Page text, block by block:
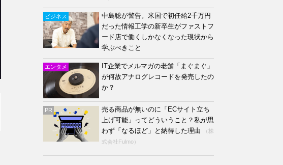
ビジネス
中島聡が警告。米国で初任給2千万円
だった情報工学の新卒生がファストフ
ード店で働くしかなくなった現状から
学ぶべきこと
エンタメ
IT企業でメルマガの老舗「まぐまぐ」
が何故アナログレコードを発売したの
か？
PR
売る商品が無いのに「ECサイト立ち
上げ可能」ってどういうこと？私が思
わず「なるほど」と納得した理由
（株
式会社Fulmo）